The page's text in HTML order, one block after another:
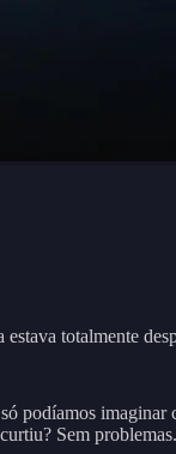
totalmente
podíamos
Sem